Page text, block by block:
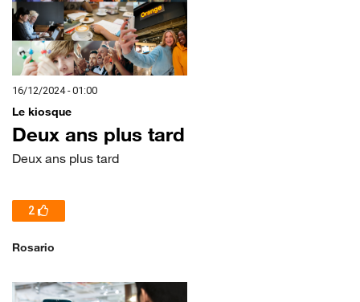
16/12/2024 - 01:00
Le kiosque
Deux ans plus tard
Deux ans plus tard
2
Rosario